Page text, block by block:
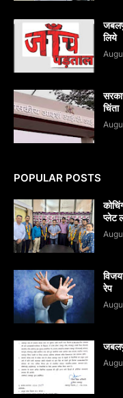
लिये
चिंता
POPULAR POSTS
प्लेट
रेप